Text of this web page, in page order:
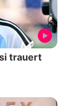
trauert